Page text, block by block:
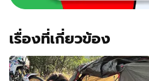
เรื่องที่เกี่ยวข้อง